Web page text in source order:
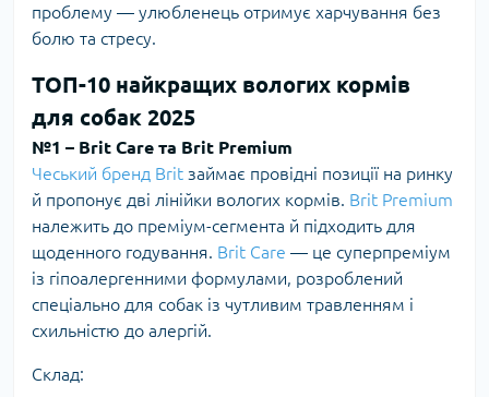
проблему — улюбленець отримує харчування без
болю та стресу.
ТОП-10 найкращих вологих кормів
для собак 2025
№1 – Brit Care та Brit Premium
Чеський бренд Brit займає провідні позиції на ринку
й пропонує дві лінійки вологих кормів. Brit Premium
належить до преміум-сегмента й підходить для
щоденного годування. Brit Care — це суперпреміум
із гіпоалергенними формулами, розроблений
спеціально для собак із чутливим травленням і
схильністю до алергій.
Склад: